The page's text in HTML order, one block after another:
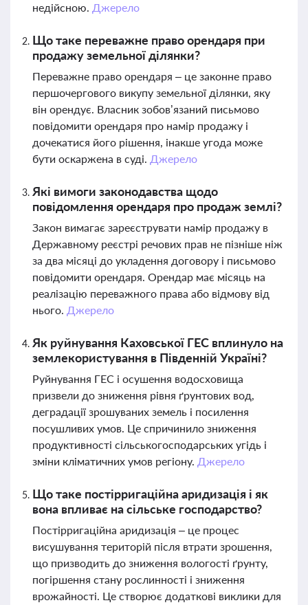
недійсною. Джерело
Що таке переважне право орендаря при
продажу земельної ділянки?
Переважне право орендаря – це законне право
першочергового викупу земельної ділянки, яку
він орендує. Власник зобов’язаний письмово
повідомити орендаря про намір продажу і
дочекатися його рішення, інакше угода може
бути оскаржена в суді. Джерело
Які вимоги законодавства щодо
повідомлення орендаря про продаж землі?
Закон вимагає зареєструвати намір продажу в
Державному реєстрі речових прав не пізніше ніж
за два місяці до укладення договору і письмово
повідомити орендаря. Орендар має місяць на
реалізацію переважного права або відмову від
нього. Джерело
Як руйнування Каховської ГЕС вплинуло на
землекористування в Південній Україні?
Руйнування ГЕС і осушення водосховища
призвели до зниження рівня ґрунтових вод,
деградації зрошуваних земель і посилення
посушливих умов. Це спричинило зниження
продуктивності сільськогосподарських угідь і
зміни кліматичних умов регіону. Джерело
Що таке постірригаційна аридизація і як
вона впливає на сільське господарство?
Постірригаційна аридизація – це процес
висушування територій після втрати зрошення,
що призводить до зниження вологості ґрунту,
погіршення стану рослинності і зниження
врожайності. Це створює додаткові виклики для